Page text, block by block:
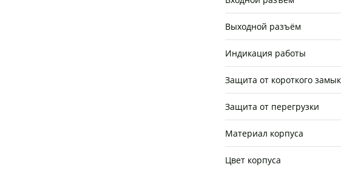
Выходной разъём
Индикация работы
Защита от короткого
Защита от перегрузки
Материал корпуса
Цвет корпуса